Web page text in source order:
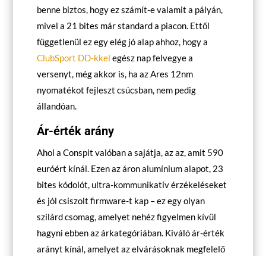
benne biztos, hogy ez számít-e valamit a pályán,
mivel a 21 bites már standard a piacon. Ettől
függetlenül ez egy elég jó alap ahhoz, hogy a
ClubSport DD-kkel egész nap felvegye a
versenyt, még akkor is, ha az Ares 12nm
nyomatékot fejleszt csúcsban, nem pedig
állandóan.
Ár-érték arány
Ahol a Conspit valóban a sajátja, az az, amit 590
euróért kínál. Ezen az áron alumínium alapot, 23
bites kódolót, ultra-kommunikatív érzékeléseket
és jól csiszolt firmware-t kap – ez egy olyan
szilárd csomag, amelyet nehéz figyelmen kívül
hagyni ebben az árkategóriában. Kiváló ár-érték
arányt kínál, amelyet az elvárásoknak megfelelő